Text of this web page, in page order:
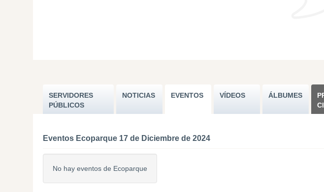
SERVIDORES
PÚBLICOS
NOTICIAS EVENTOS VÍDEOS ÁLBUMES
Eventos Ecoparque 17 de Diciembre de 2024
No hay eventos de Ecoparque